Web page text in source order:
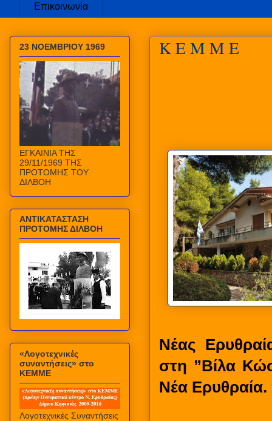
Επικοινωνία
Κ Ε Μ Μ Ε
Νέας
στη ”Βίλα
Νέα Ερυθραία.
23 ΝΟΕΜΒΡΙΟΥ 1969
ΕΓΚΑΙΝΙΑ ΤΗΣ
29/11/1969 ΤΗΣ
ΠΡΟΤΟΜΗΣ ΤΟΥ
ΔΙΛΒΟΗ
ΑΝΤΙΚΑΤΑΣΤΑΣΗ
ΠΡΟΤΟΜΗΣ ΔΙΛΒΟΗ
«Λογοτεχνικές
συναντήσεις» στο
ΚΕΜΜΕ
Λογοτεχνικές Συναντήσεις